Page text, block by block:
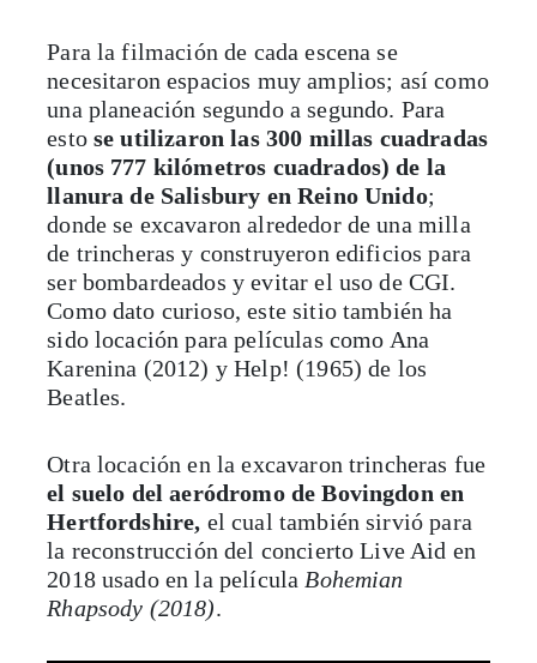
Para la filmación de cada escena se
necesitaron espacios muy amplios; así como
una planeación segundo a segundo. Para
esto se utilizaron las 300 millas cuadradas
(unos 777 kilómetros cuadrados) de la
llanura de Salisbury en Reino Unido;
donde se excavaron alrededor de una milla
de trincheras y construyeron edificios para
ser bombardeados y evitar el uso de CGI.
Como dato curioso, este sitio también ha
sido locación para películas como Ana
Karenina (2012) y Help! (1965) de los
Beatles.
Otra locación en la excavaron trincheras fue
el suelo del aeródromo de Bovingdon en
Hertfordshire, el cual también sirvió para
la reconstrucción del concierto Live Aid en
2018 usado en la película Bohemian
Rhapsody (2018).